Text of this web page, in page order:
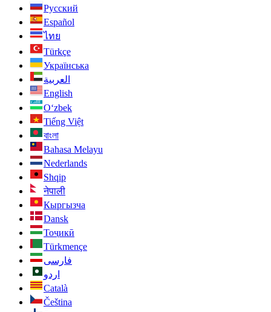
Русский
Español
ไทย
Türkçe
Українська
العربية
English
O‘zbek
Tiếng Việt
বাংলা
Bahasa Melayu
Nederlands
Shqip
नेपाली
Кыргызча
Dansk
Тоҷикӣ
Türkmençe
فارسی
اردو
Català
Čeština